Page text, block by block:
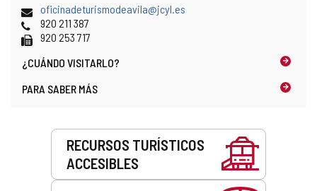
el
mapa
Dirección
de
correo
electrónico
oficinadeturismodeavila@jcyl.es
Teléfonos
920 211 387
Fax 920 253 717
¿CUÁNDO VISITARLO?
PARA SABER MÁS
RECURSOS TURÍSTICOS
ACCESIBLES